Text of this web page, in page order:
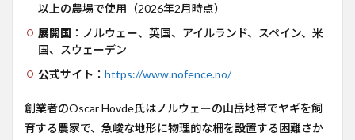
HerdNet（2025
年9月リリー
スマ
フォ
以上の農場で使用（2026年2月時点）
展開国 ：ノルウェー、英国、アイルランド、スペイン、米
国、スウェーデン
公式サイト ： https://www.nofence.no/
創業者のOscar Hovde氏はノルウェーの山岳地帯でヤギを飼
育する農家で、急峻な地形に物理的な柵を設置する困難さか